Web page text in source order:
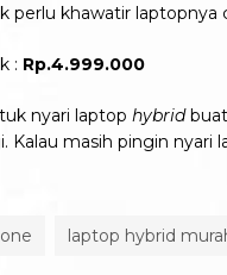
perlu khawatir
: Rp.4.999.000
nyari laptop hybridbuat
masih pingin nyari
laptop hybrid